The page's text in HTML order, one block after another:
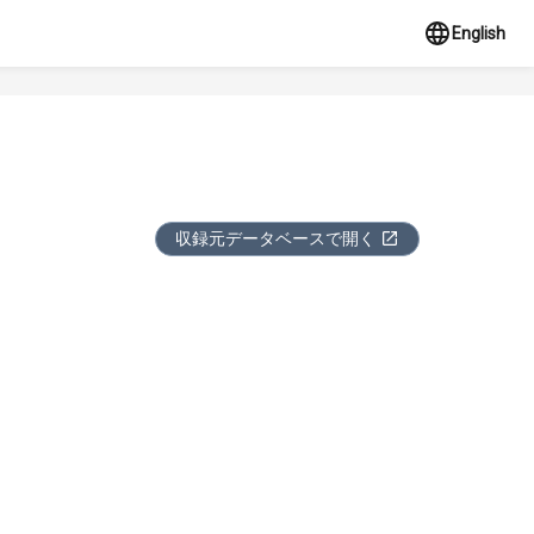
English
収録元データベースで開く